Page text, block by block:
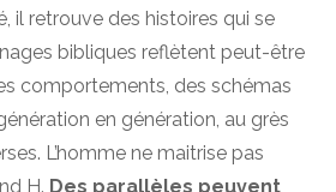
il retrouve des histoires qui se
bibliques reflètent peut-être
comportements, des schémas
en génération, au grès
L’homme ne maitrise pas
H. Des parallèles peuvent